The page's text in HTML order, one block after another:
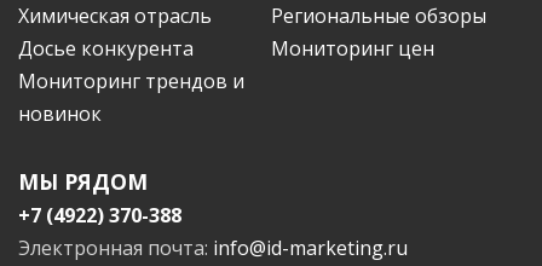
Химическая отрасль
Региональные обзоры
Досье конкурента
Мониторинг цен
Мониторинг трендов и
новинок
МЫ РЯДОМ
+7 (4922) 370-388
Электронная почта: info@id-marketing.ru